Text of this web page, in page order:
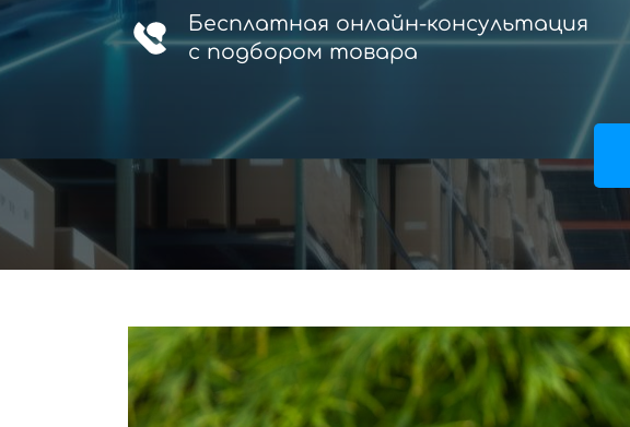
Бесплатная онлайн-консультация
с подбором товара